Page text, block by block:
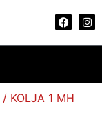
/ KOLJA 1 MH